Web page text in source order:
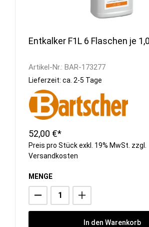
Entkalker F1L 6 Flaschen je
Artikel-Nr.: BAR-173277
Lieferzeit: ca. 2-5 Tage
52,00 €*
Preis pro Stück exkl. 19% MwSt. zzgl.
Versandkosten
MENGE
In den Warenkorb